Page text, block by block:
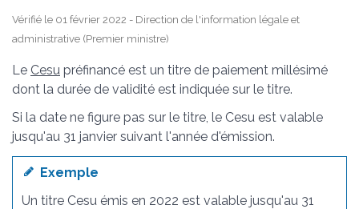
Vérifié le 01 février 2022 - Direction de l'information légale et
administrative (Premier ministre)
Le Cesu préfinancé est un titre de paiement millésimé
dont la durée de validité est indiquée sur le titre.
Si la date ne figure pas sur le titre, le Cesu est valable
jusqu'au 31 janvier suivant l'année d'émission.
Exemple
Un titre Cesu émis en 2022 est valable jusqu'au 31